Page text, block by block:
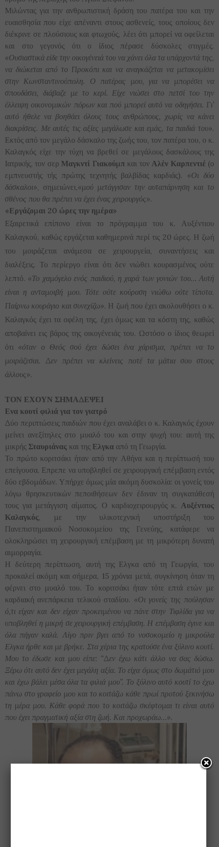
Μιλώντας για την ανθρωπιστική δράση του πατέρα του και την
ευαισθησία που είχε απέναντι στους ασθενείς, τους οποίους δεν
διέκρινε σε πλούσιους και φτωχούς, λέει ότι μπορεί να οφείλεται
και στο γεγονός ότι ο ίδιος πέρασε δύσκολες στιγμές.
«Ουσιαστικά είδε την οικογένειά του να χάνει όλα τα υπάρχοντά της,
να διώκεται από το Προκόπι και να αναγκάζεται να μετακομίσει
στην Κωνσταντινούπολη. Ο πατέρας μου, για να μπορέσει να
σπουδάσει, διάβαζε με το κερί. Είχε νιώσει στο πετσί του την
έλλειψη οικονομικών πόρων και πού μπορεί αυτό να οδηγήσει. Γι’
αυτό ήθελε να βοηθάει όλους τους ανθρώπους, χωρίς να κάνει
διακρίσεις. Με αυτές τις αξίες μεγάλωσε και εμάς, τα παιδιά του».
Εκτός από τον μεγάλο δάσκαλο της ζωής του, τον πατέρα του, ο κ.
Καλαγκός είχε την τύχη να βρεθεί σε μεγάλους δασκάλους της
Ιατρικής, τον σερ Μαγκντί Γιακούμπ και τον Αλέν Καρπεντιέ (ο
εμπνευστής τής πρώτης τεχνητής βαλβίδας καρδιάς). «Οι δύο
δάσκαλοι» , σημειώνει, «μού μετάγγισαν την αυταπάρνηση και το
σθένος που θα πρέπει να έχει ένας χειρουργός».
«Εργάζομαι 20 ώρες την ημέρα»
Εξαιρετικά επίπονο είναι το πρόγραμμα του κ. Αυξέντιου
Καλαγκού, καθώς εργάζεται καθημερινά περί τις 20 ώρες. Η ζωή
του μοιράζεται ανάμεσα σε χειρουργεία, συναντήσεις και
διαλέξεις. Το περίεργο είναι ότι δεν νιώθει κουρασμένος ούτε
λεπτό. «Το χαμόγελο ενός παιδιού, η χαρά των γονιών του… Αυτή
είναι η ανταμοιβή μου. Τότε ούτε κούραση νιώθω ούτε τίποτα.
Παίρνω κουράγιο και συνεχίζω». Η ζωή που έχει ακολουθήσει ο κ.
Καλαγκός έχει τα οφέλη της, έχει όμως και τα κόστη της, καθώς
αποβαίνει εις βάρος της οικογένειάς του. Ωστόσο ο ίδιος θεωρεί
ότι «όταν ο Θεός σού έχει δώσει ένα χάρισμα, πρέπει να το
μοιράζεσαι. Δεν πρέπει να κλείνεις ποτέ τα μάτια σου στους
άλλους».
ΤΟΝ ΕΧΟΥΝ ΣΗΜΑΔΕΨΕΙ
Ενα κουτί φιλιά για τον γιατρό
Δύο περιπτώσεις παιδιών που έχει αναλάβει ο κ. Καλαγκός έχουν
μείνει ανεξίτηλες στο μυαλό του και στην ψυχή του: αυτή της
μικρής Σταυριάνας και της Ελγκα από τη Γεωργία.
Το πρώτο κοριτσάκι ήταν από την Αθήνα και η περίπτωσή του
επείγουσα. Επρεπε να υποβληθεί σε χειρουργική επέμβαση εντός
δύο εβδομάδων. Υπήρχε όμως μία ακόμη δυσκολία: οι γονείς του
λόγω θρησκευτικών πεποιθήσεων δεν έδιναν τη συγκατάθεσή
τους για μετάγγιση αίματος. Ο καρδιοχειρουργός κ. Αυξέντιος
Καλαγκός , με την υλικοτεχνική υποστήριξη του
Πανεπιστημιακού Νοσοκομείου της Γενεύης, κατάφερε να
ολοκληρώσει τη χειρουργική επέμβαση με τη μικρότερη δυνατή
αιμορραγία.
Η δεύτερη περίπτωση, αυτή της Ελγκα από τη Γεωργία, του
προκαλεί ακόμη και σήμερα, 15 χρόνια μετά, συγκίνηση όταν τη
φέρνει στο μυαλό του. Το κοριτσάκι ήταν τότε επτά ετών με
καρδιακή ανεπάρκεια τελικού σταδίου. «Οι γονείς της πούλησαν
ό,τι είχαν και δεν είχαν προκειμένου να πάνε στην Τιφλίδα για να
υποβληθεί η μικρή σε χειρουργική επέμβαση. Η επέμβαση έγινε και
όλα πήγαν καλά. Λίγο πριν βγει από το νοσοκομείο η μικρούλα
Ελγκα ήρθε και με βρήκε. Στα χέρια της κρατούσε ένα ξύλινο κουτί.
Μου το έδωσε και μου είπε: “Δεν έχω κάτι άλλο να σας δώσω.
Ξέρω ότι αυτό δεν έχει μεγάλη αξία. Το είχα όμως στο δωμάτιό μου
και έχω βάλει μέσα όλα τα φιλιά μου”. Το ξύλινο αυτό κουτί το έχω
πάνω στο γραφείο μου και το κοιτάζω κάθε πρωί προτού ξεκινήσω
τη μέρα μου. Κάθε φορά που το κοιτάζω σκέφτομαι τι είναι αυτό
που έχει πραγματική αξία στη ζωή. Και προχωράω…».